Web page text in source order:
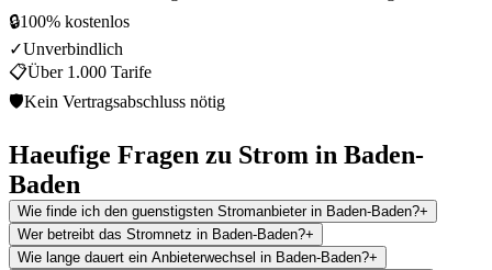
🔒100% kostenlos
✓Unverbindlich
📋Über 1.000 Tarife
🛡Kein Vertragsabschluss nötig
Haeufige Fragen zu Strom in Baden-
Baden
Wie finde ich den guenstigsten Stromanbieter in Baden-Baden?+
Wer betreibt das Stromnetz in Baden-Baden?+
Wie lange dauert ein Anbieterwechsel in Baden-Baden?+